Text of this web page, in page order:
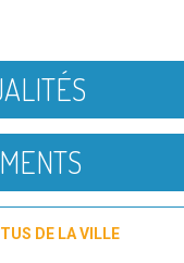
DE LA VILLE